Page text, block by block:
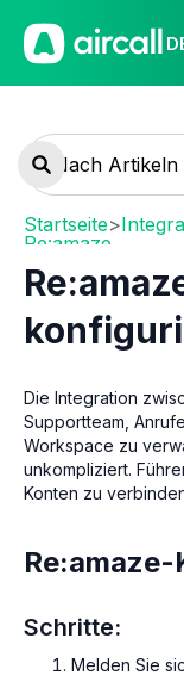
Startseite>
Re:amaze
Die Integration
Supportteam,
Workspace zu
unkompliziert.
Konten zu
Schritte:
Melden Sie